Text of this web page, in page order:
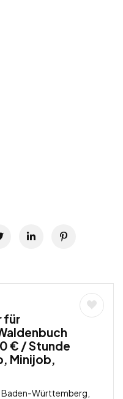
für
€ / Stunde
Minijob,
Baden-Württemberg,